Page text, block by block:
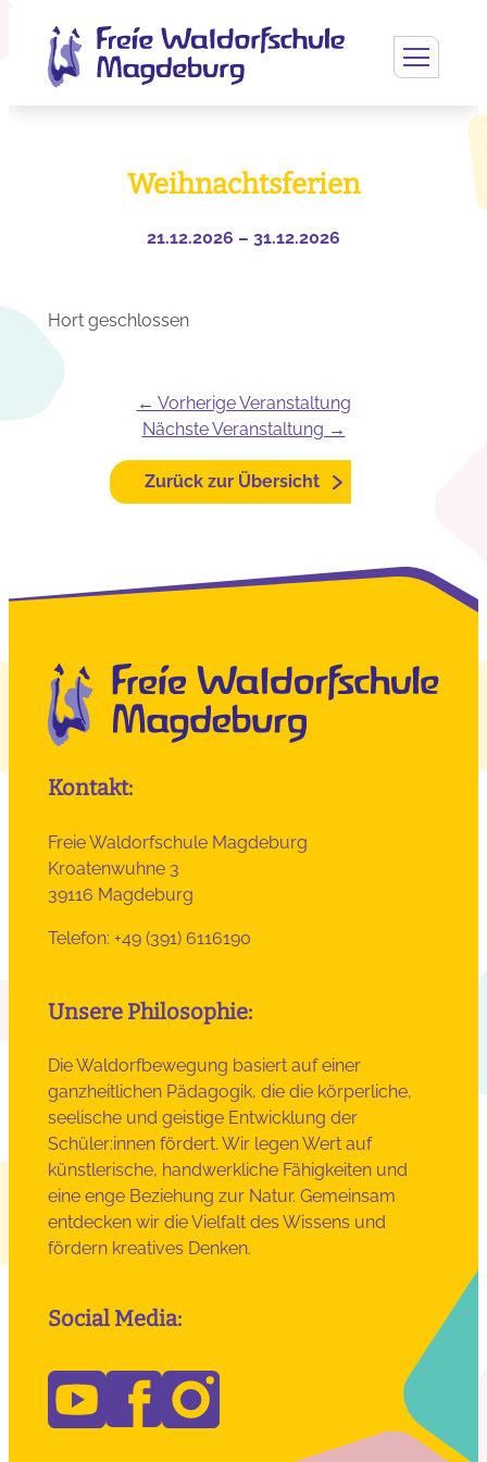
Weihnachtsferien
21.12.2026 – 31.12.2026
Hort geschlossen
← Vorherige Veranstaltung
Zurück zur Übersicht
Nächste Veranstaltung →
Kontakt:
Freie Waldorfschule Magdeburg
Kroatenwuhne 3
39116 Magdeburg
Telefon: +49 (391) 6116190
Unsere Philosophie:
Die Waldorfbewegung basiert auf einer
ganzheitlichen Pädagogik, die die körperliche,
seelische und geistige Entwicklung der
Schüler:innen fördert. Wir legen Wert auf
künstlerische, handwerkliche Fähigkeiten und
eine enge Beziehung zur Natur. Gemeinsam
entdecken wir die Vielfalt des Wissens und
fördern kreatives Denken.
Social Media: